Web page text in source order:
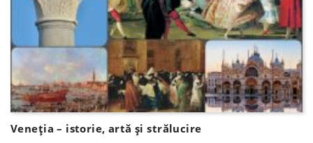
Veneţia – istorie, artă şi strălucire